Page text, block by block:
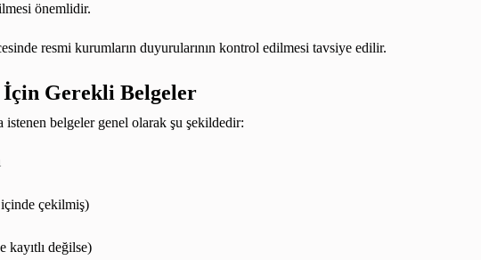
önemlidir.
resmi kurumların duyurularının kontrol edilmesi tavsiye edilir.
İçin Gerekli Belgeler
istenen belgeler genel olarak şu şekildedir:
çekilmiş)
kayıtlı değilse)